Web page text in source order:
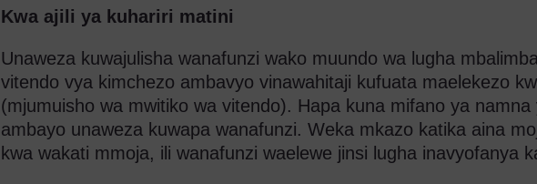
Kwa ajili ya kuhariri matini
Unaweza kuwajulisha wanafunzi wako muundo wa lugha
vitendo vya kimchezo ambavyo vinawahitaji kufuata maelekezo
(mjumuisho wa mwitiko wa vitendo). Hapa kuna mifano ya namna
ambayo unaweza kuwapa wanafunzi. Weka mkazo katika aina
kwa wakati mmoja, ili wanafunzi waelewe jinsi lugha inavyofanya